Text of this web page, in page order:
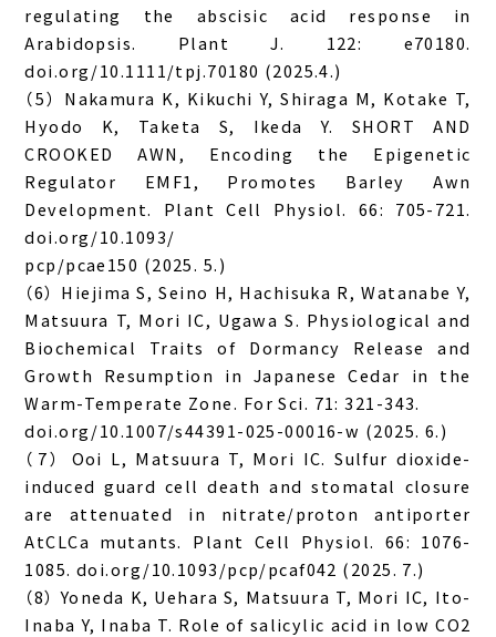
regulating the abscisic acid response in
Arabidopsis. Plant J. 122: e70180.
doi.org/10.1111/tpj.70180 (2025.4.)
（5） Nakamura K, Kikuchi Y, Shiraga M, Kotake T,
Hyodo K, Taketa S, Ikeda Y. SHORT AND
CROOKED AWN, Encoding the Epigenetic
Regulator EMF1, Promotes Barley Awn
Development. Plant Cell Physiol. 66: 705-721.
doi.org/10.1093/
pcp/pcae150 (2025. 5.)
（6） Hiejima S, Seino H, Hachisuka R, Watanabe Y,
Matsuura T, Mori IC, Ugawa S. Physiological and
Biochemical Traits of Dormancy Release and
Growth Resumption in Japanese Cedar in the
Warm-Temperate Zone. For Sci. 71: 321-343.
doi.org/10.1007/s44391-025-00016-w (2025. 6.)
（7） Ooi L, Matsuura T, Mori IC. Sulfur dioxide-
induced guard cell death and stomatal closure
are attenuated in nitrate/proton antiporter
AtCLCa mutants. Plant Cell Physiol. 66: 1076-
1085. doi.org/10.1093/pcp/pcaf042 (2025. 7.)
（8） Yoneda K, Uehara S, Matsuura T, Mori IC, Ito-
Inaba Y, Inaba T. Role of salicylic acid in low CO2